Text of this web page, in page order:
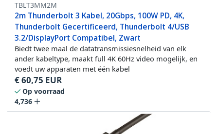
TBLT3MM2M
2m Thunderbolt 3 Kabel, 20Gbps, 100W PD, 4K,
Thunderbolt Gecertificeerd, Thunderbolt 4/USB
3.2/DisplayPort Compatibel, Zwart
Biedt twee maal de datatransmissiesnelheid van elk
ander kabeltype, maakt full 4K 60Hz video mogelijk, en
voedt uw apparaten met één kabel
€60,75 EUR
Op voorraad
4,736